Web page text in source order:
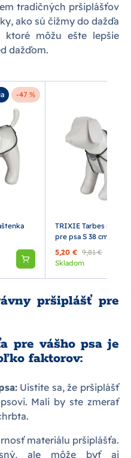
tradičných pršiplášťov
ako sú čižmy do dažďa
ktoré môžu ešte lepšie
dažďom.
-47 %
TRIXIE Tarbes
pre psa S 38 cm
5,20 € 9,81 €
Skladom
pršiplášť pre
pre vášho psa je
faktorov:
Uistite sa, že pršiplášť
Mali by ste zmerať
materiálu pršiplášťa.
ale môže byť aj